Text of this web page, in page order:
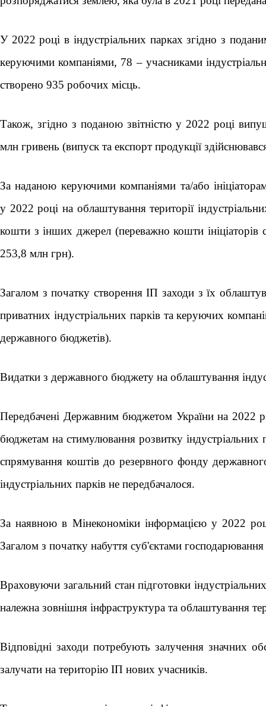
У 2022 році в індустріальних парках згідно з
керуючими компаніями, 78 – учасниками
створено 935 робочих місць.
Також, згідно з поданою звітністю у 2022 році
млн гривень (випуск та експорт продукції
За наданою керуючими компаніями та/або
у 2022 році на облаштування території
кошти з інших джерел (переважно кошти ініціаторів
253,8 млн грн).
Загалом з початку створення ІП заходи з їх
приватних індустріальних парків та керуючих
державного бюджетів).
Видатки з державного бюджету на облаштування
Передбачені Державним бюджетом України на 2022
бюджетам на стимулювання розвитку
спрямування коштів до резервного фонду
індустріальних парків не передбачалося.
За наявною в Мінекономіки інформацією у 2022
Загалом з початку набуття суб'єктами
Враховуючи загальний стан підготовки
належна зовнішня інфраструктура та облаштування
Відповідні заходи потребують залучення значних
залучати на територію ІП нових учасників.